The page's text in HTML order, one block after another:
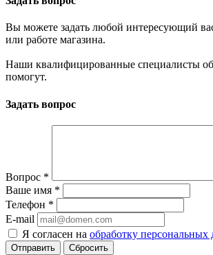
Вы можете задать любой интересующий
или работе магазина.
Наши квалифицированные специалисты
помогут.
Задать вопрос
Вопрос *
Ваше имя *
Телефон *
E-mail
Я согласен на обработку персональных
Сбросить